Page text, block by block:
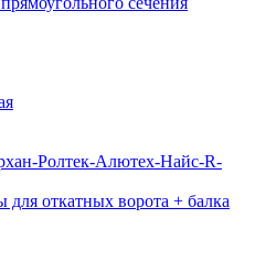
Ролтек-Алютех-Найс-R-
для откатных ворота + балка